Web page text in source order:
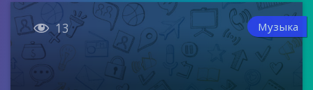
 13 Музыка